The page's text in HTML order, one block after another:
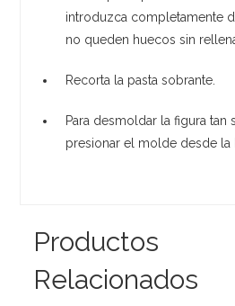
introduzca completamente
no queden huecos sin
Recorta la pasta sobrante.
Para desmoldar la figura tan
presionar el molde desde la
Productos
Relacionados